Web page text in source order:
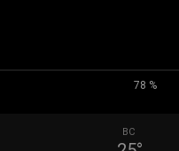
78 %
ВС